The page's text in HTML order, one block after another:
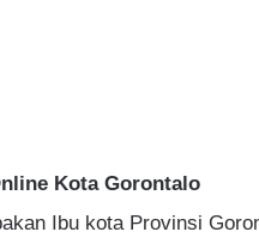
Kota Gorontalo
Ibu kota Provinsi